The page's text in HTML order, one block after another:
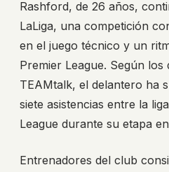
Rashford, de 26 años,
LaLiga, una competición
en el juego técnico y un
Premier League. Según
TEAMtalk, el delantero ha
siete asistencias entre la
League durante su etapa
Entrenadores del club